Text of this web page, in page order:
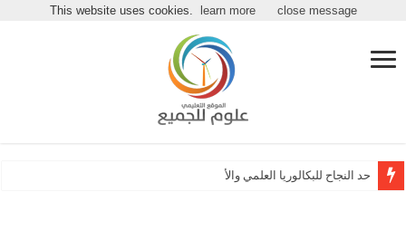
مرحباً بكـ بموقع علوم للجميع
حد النجاح للبكالوريا العلمي والأدبي
This website uses cookies. learn more close message